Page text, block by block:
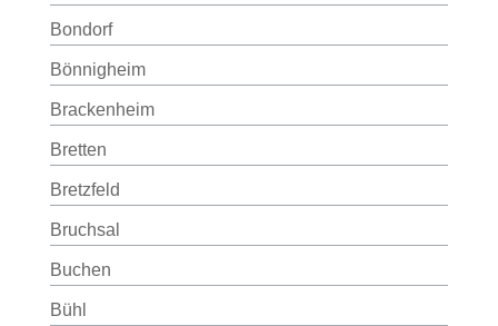
Bondorf
Bönnigheim
Brackenheim
Bretten
Bretzfeld
Bruchsal
Buchen
Bühl